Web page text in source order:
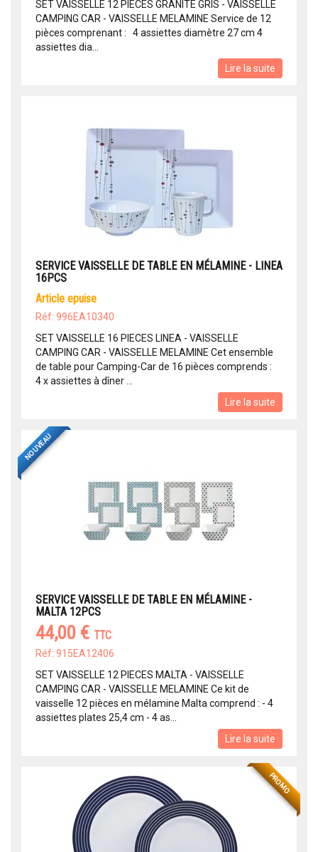
SET VAISSELLE 12 PIECES GRANITE GRIS - VAISSELLE
CAMPING CAR - VAISSELLE MELAMINE Service de 12
pièces comprenant : 4 assiettes diamètre 27 cm 4
assiettes dia...
Lire la suite
SERVICE VAISSELLE DE TABLE EN MÉLAMINE - LINEA
16PCS
article epuise
Réf: 996EA10340
SET VAISSELLE 16 PIECES LINEA - VAISSELLE
CAMPING CAR - VAISSELLE MELAMINE Cet ensemble
de table pour Camping-Car de 16 pièces comprends :
4 x assiettes à dîner ...
Lire la suite
NOUVEAU
SERVICE VAISSELLE DE TABLE EN MÉLAMINE -
MALTA 12PCS
44,00 € TTC
Réf: 915EA12406
SET VAISSELLE 12 PIECES MALTA - VAISSELLE
CAMPING CAR - VAISSELLE MELAMINE Ce kit de
vaisselle 12 pièces en mélamine Malta comprend : - 4
assiettes plates 25,4 cm - 4 as...
Lire la suite
PROMO